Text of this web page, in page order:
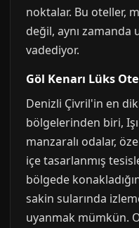
noktalar. Bu oteller,
değil, aynı
vadediyor.
Göl Kenarı Lüks
Denizli Çivril'in en
bölgelerinden biri,
manzaralı odalar,
içe tasarlanmış
bölgede
sakin sularında
uyanmak mümkün.